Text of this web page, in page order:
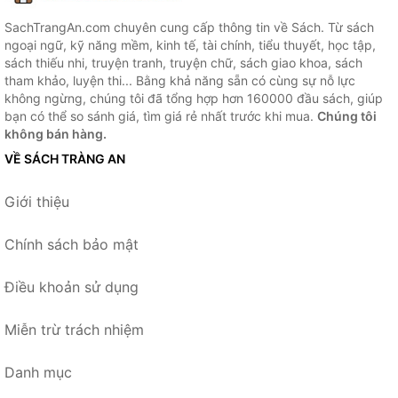
SachTrangAn.com chuyên cung cấp thông tin về Sách. Từ sách
ngoại ngữ, kỹ năng mềm, kinh tế, tài chính, tiểu thuyết, học tập,
sách thiếu nhi, truyện tranh, truyện chữ, sách giao khoa, sách
tham khảo, luyện thi... Bằng khả năng sẵn có cùng sự nỗ lực
không ngừng, chúng tôi đã tổng hợp hơn 160000 đầu sách, giúp
bạn có thể so sánh giá, tìm giá rẻ nhất trước khi mua. Chúng tôi
không bán hàng.
VỀ SÁCH TRÀNG AN
Giới thiệu
Chính sách bảo mật
Điều khoản sử dụng
Miễn trừ trách nhiệm
Danh mục